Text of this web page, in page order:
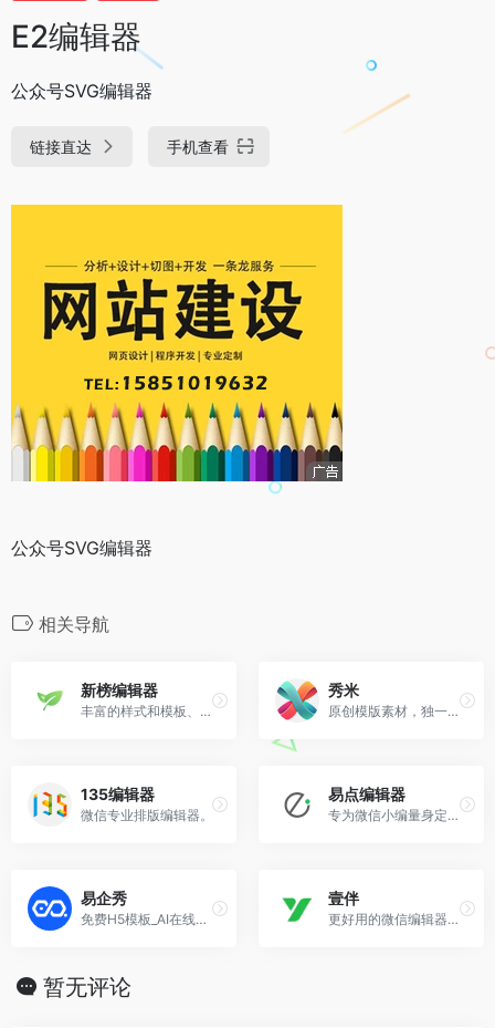
E2编辑器
公众号SVG编辑器
链接直达 手机查看
公众号SVG编辑器
相关导航
新榜编辑器
丰富的样式和模板、海量的在线图片搜索,一键同步多平台,还有大量爆文供你参考。
秀米
原创模版素材，独一无二的排版方式，设计出只属于你的图文。
135编辑器
微信专业排版编辑器。
易点编辑器
专为微信小编量身定做的一款微信公众号内容排版编辑工具。
易企秀
免费H5模板_AI在线设计_海报_视频_数字人_企微私域营销
壹伴
更好用的微信编辑器，但不止于此
暂无评论